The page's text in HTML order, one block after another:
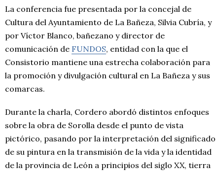
La conferencia fue presentada por la concejal de
Cultura del Ayuntamiento de La Bañeza, Silvia Cubría, y
por Víctor Blanco, bañezano y director de
comunicación de FUNDOS, entidad con la que el
Consistorio mantiene una estrecha colaboración para
la promoción y divulgación cultural en La Bañeza y sus
comarcas.
Durante la charla, Cordero abordó distintos enfoques
sobre la obra de Sorolla desde el punto de vista
pictórico, pasando por la interpretación del significado
de su pintura en la transmisión de la vida y la identidad
de la provincia de León a principios del siglo XX, tierra